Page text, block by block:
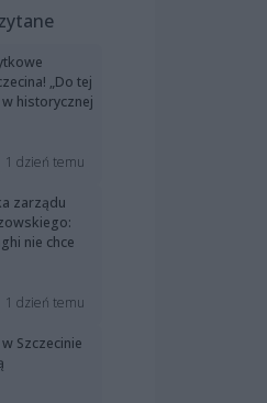
„Do tej
historycznej
1 dzień temu
zarządu
nie chce
1 dzień temu
Szczecinie